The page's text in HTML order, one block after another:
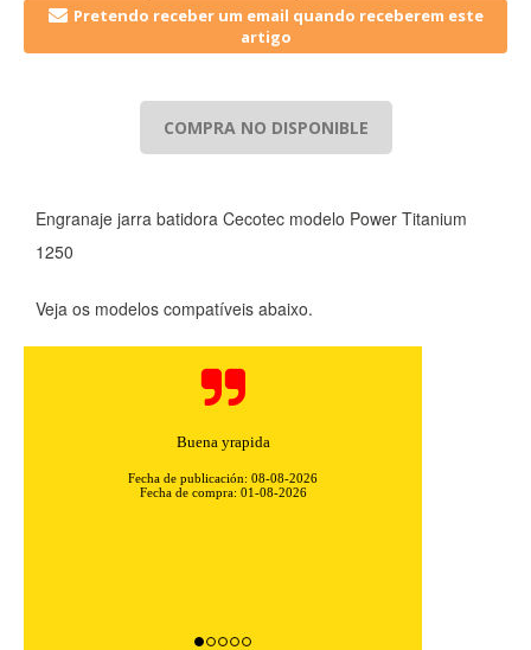
Pretendo receber um email quando receberem este
artigo
COMPRA NO DISPONIBLE
Engranaje jarra batidora Cecotec modelo Power Titanium
1250
Veja os modelos compatíveis abaixo.
Buena yrapida
Fecha de publicación: 08-08-2026
Fecha de compra: 01-08-2026